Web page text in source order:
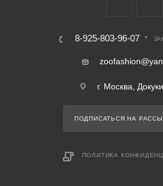
8-925-803-96-07
г. Москва,
ПОДПИСАТЬСЯ НА
ПОЛИТИКА